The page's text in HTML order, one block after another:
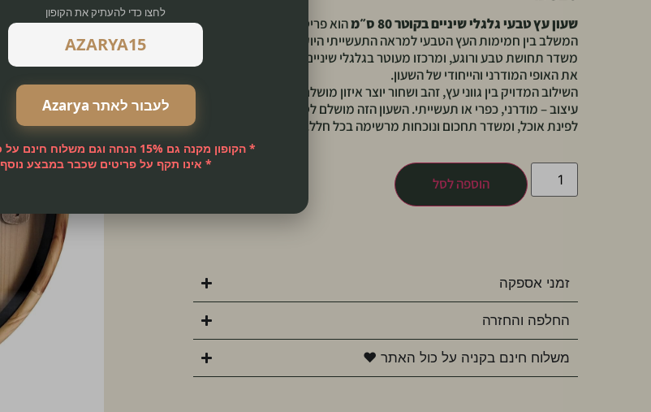
שעון עץ טבעי גלגלי שיניים בקוטר 80 ס״מ
הוא פריט עיצוב אלגנטי
המשלב בין חמימות העץ הטבעי למראה התעשייתי היוקרתי. לוח העץ הבהיר
משדר תחושת טבע ורוגע, ומרכזו מעוטר בגלגלי שיניים מתכתיים המדגישים
את האופי המודרני והייחודי של השעון.
השילוב המדויק בין גווני עץ, זהב ושחור יוצר איזון מושלם שמתאים לכל סגנון
עיצוב – מודרני, כפרי או תעשייתי. השעון הזה מושלם לסלון, לחדר השינה או
לפינת אוכל, ומשדר תחכום ונוכחות מרשימה בכל חלל.
הוספה לסל
זמני אספקה
החלפה והחזרה
משלוח חינם בקניה על כול האתר ♥
לחצו כדי להעתיק את הקופון
לעבור לאתר Azarya
* הקופון מקנה גם 15% הנחה וגם משלוח חינם על כל האתר
* אינו תקף על פריטים שכבר במבצע נוסף